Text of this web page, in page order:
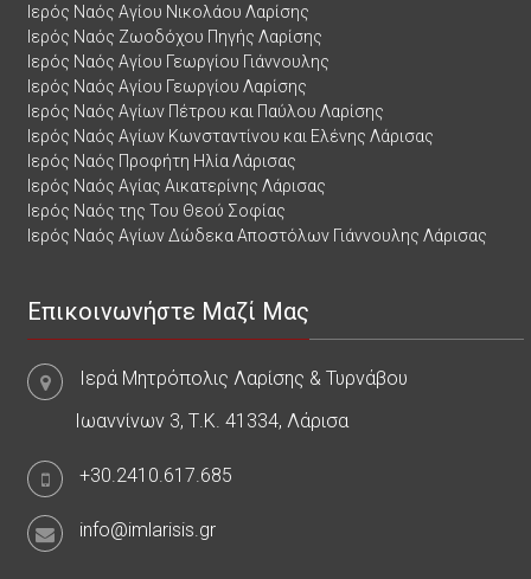
Ιερός Ναός Αγίου Νικολάου Λαρίσης
Ιερός Ναός Ζωοδόχου Πηγής Λαρίσης
Ιερός Ναός Αγίου Γεωργίου Γιάννουλης
Ιερός Ναός Αγίου Γεωργίου Λαρίσης
Ιερός Ναός Αγίων Πέτρου και Παύλου Λαρίσης
Ιερός Ναός Αγίων Κωνσταντίνου και Ελένης Λάρισας
Ιερός Ναός Προφήτη Ηλία Λάρισας
Ιερός Ναός Αγίας Αικατερίνης Λάρισας
Ιερός Ναός της Του Θεού Σοφίας
Ιερός Ναός Αγίων Δώδεκα Αποστόλων Γιάννουλης Λάρισας
Επικοινωνήστε Μαζί Μας
Ιερά Μητρόπολις Λαρίσης & Τυρνάβου
Ιωαννίνων 3, Τ.Κ. 41334, Λάρισα
+30.2410.617.685
info@imlarisis.gr